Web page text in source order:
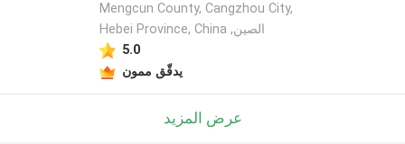
Mengcun County, Cangzhou City,
Hebei Province, China ,الصين
5.0
يدقّق ممون
عرض المزيد